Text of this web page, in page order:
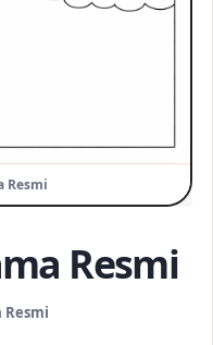
Resmi
Resmi
Resmi